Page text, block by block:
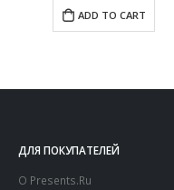
ADD TO CART
ДЛЯ ПОКУПАТЕЛЕЙ
О Presents.Ru